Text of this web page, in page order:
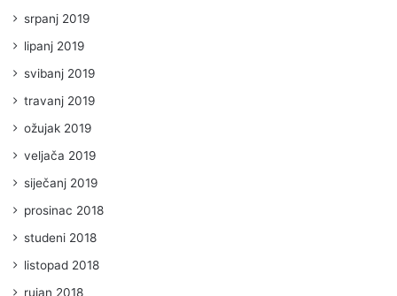
srpanj 2019
lipanj 2019
svibanj 2019
travanj 2019
ožujak 2019
veljača 2019
siječanj 2019
prosinac 2018
studeni 2018
listopad 2018
rujan 2018